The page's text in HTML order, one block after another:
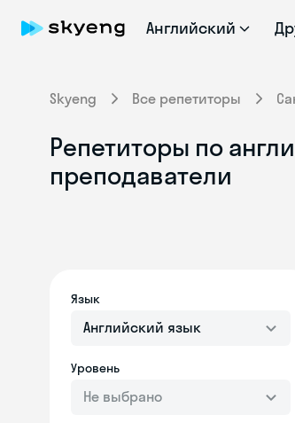
Английский
Skyeng Все репетиторы
Репетиторы по
преподаватели
Язык
Английский язык
Уровень
Не выбрано